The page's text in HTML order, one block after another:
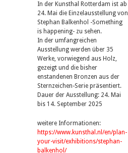
In der Kunsthal Rotterdam ist ab
24. Mai die Einzelausstellung von
Stephan Balkenhol -Something
is happening- zu sehen.
In der umfangreichen
Ausstellung werden über 35
Werke, vorwiegend aus Holz,
gezeigt und die bisher
enstandenen Bronzen aus der
Sternzeichen-Serie präsentiert.
Dauer der Ausstellung: 24. Mai
bis 14. September 2025
weitere Informationen:
https://www.kunsthal.nl/en/plan-
your-visit/exhibitions/stephan-
balkenhol/